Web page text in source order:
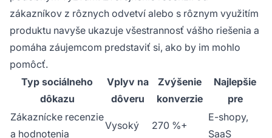
zákazníkov z rôznych odvetví alebo s rôznym využitím
produktu navyše ukazuje všestrannosť vášho riešenia a
pomáha záujemcom predstaviť si, ako by im mohlo
pomôcť.
Typ sociálneho
dôkazu
Vplyv na
dôveru
Zvýšenie
konverzie
Najlepšie
pre
Zákaznícke recenzie
a hodnotenia
Vysoký 270 %+
E-shopy,
SaaS